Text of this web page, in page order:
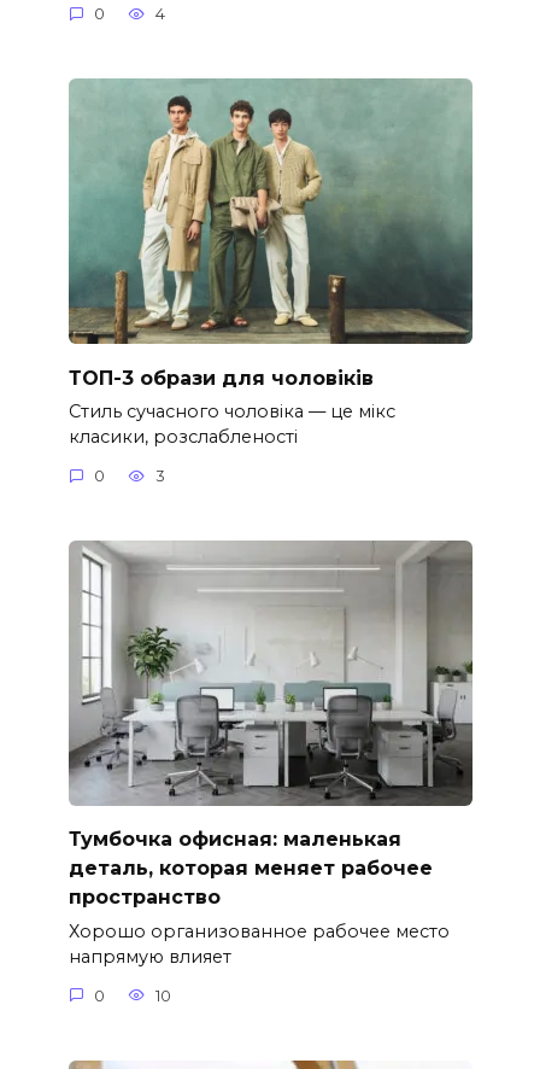
0 4
ТОП-3 образи для чоловіків
Стиль сучасного чоловіка — це мікс
класики, розслабленості
0 3
Тумбочка офисная: маленькая
деталь, которая меняет рабочее
пространство
Хорошо организованное рабочее место
напрямую влияет
0 10